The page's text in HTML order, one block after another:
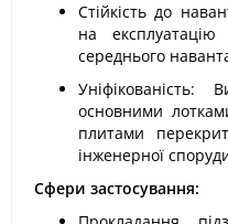
Стійкість до
на
середнього
Уніфікованість:
основними
плитами
інженерної
Сфери застосування: